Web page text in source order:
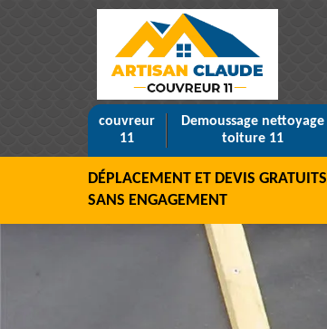
couvreur
11
Demoussage nettoyage
toiture 11
DÉPLACEMENT ET DEVIS GRATUITS
SANS ENGAGEMENT